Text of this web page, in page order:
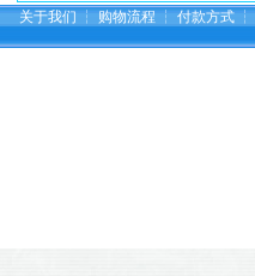
关于我们 ┆ 购物流程 ┆ 付款方式 ┆